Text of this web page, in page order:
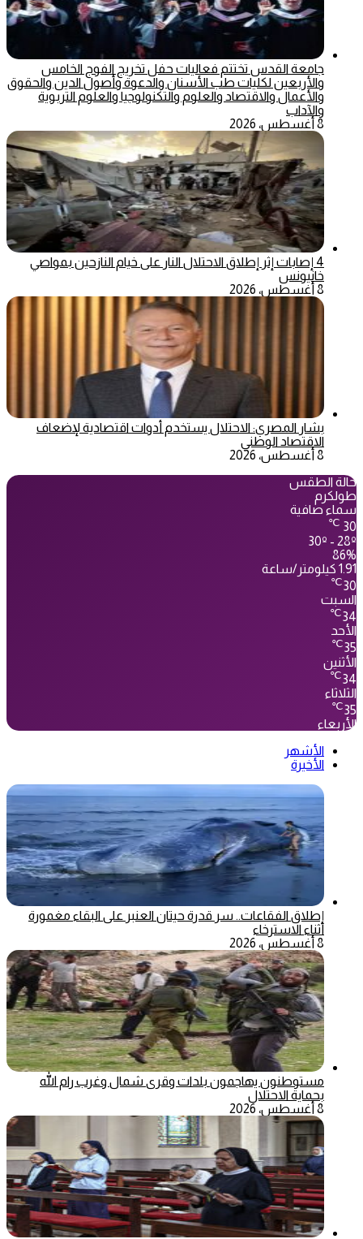
جامعة القدس تختتم فعاليات حفل تخريج الفوج الخامس
والأربعين لكليات طب الأسنان والدعوة وأصول الدين والحقوق
والأعمال والاقتصاد والعلوم والتكنولوجيا والعلوم التربوية
والآداب
8 أغسطس، 2026
4 إصابات إثر إطلاق الاحتلال النار على خيام النازحين بمواصي
خانيونس
8 أغسطس، 2026
بشار المصري: الاحتلال يستخدم أدوات اقتصادية لإضعاف
الاقتصاد الوطني
8 أغسطس، 2026
حالة الطقس
طولكرم
سماء صافية
30
℃
30º - 28º
86%
1.91 كيلومتر/ساعة
30
℃
السبت
34
℃
الأحد
35
℃
الأثنين
34
℃
الثلاثاء
35
℃
الأربعاء
الأشهر
الأخيرة
إطلاق الفقاعات.. سر قدرة حيتان العنبر على البقاء مغمورة
أثناء الاسترخاء
8 أغسطس، 2026
مستوطنون يهاجمون بلدات وقرى شمال وغرب رام الله
بحماية الاحتلال
8 أغسطس، 2026